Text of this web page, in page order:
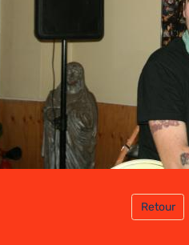
Retour